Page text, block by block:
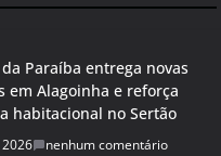
Paraíba entrega novas
em Alagoinha e reforça
habitacional no Sertão
nenhum comentário